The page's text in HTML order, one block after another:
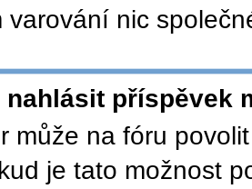
varování nic
nahlásit příspěvek
může na fóru
je tato možnost